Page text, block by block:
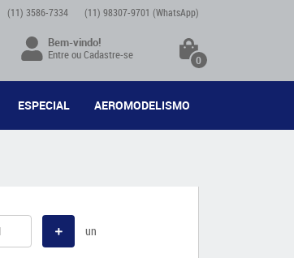
(11) 3586-7334 (11) 98307-9701 (WhatsApp)
Bem-vindo!
EntreouCadastre-se 0
ESPECIAL AEROMODELISMO
un